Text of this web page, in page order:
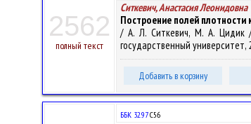
2562
полный текст
Ситкевич, Анастасия Леонидовна
Построение полей
/ А. Л. Ситкевич, М. А. Цидик
государственный университет,
Добавить в корзину
ББК 32.97С56